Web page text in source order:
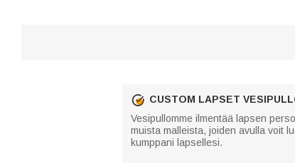
CUSTOM LAPSET
Vesipullomme ilmentää lapsen
muista malleista, joiden avulla voit
kumppani lapsellesi.